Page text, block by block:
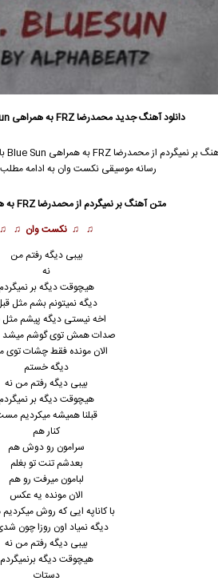
دانلود آهنگ جدیدمحمدرضا FRZ به همراهی Blue Sun با نام بر نمیگردم
رسانه موسیقی نکست وان به ادامه مطلب
متن آهنگ بر نمیگردم از محمدرضا FRZ به همراهی Blue Sun :
♫ ♫ نکست وان ♫ ♫
بیبی دیگه رفتم من
نه
هیچوقت دیگه بر
دیگه نمیتونم بشم مثل
اخه نیستی دیگه پیشم مثل
صدات همش توی گوشم
الان مونده فقط چشات توی
دیگه خستم
بیبی دیگه رفتم من نه
هیچوقت دیگه بر
قبلنا همیشه میکردیم
کنار هم
سرامون رو دوش هم
بعدشم تنت تو بغلم
لبامون میرفت رو هم
الان مونده یه عکس
با کاناپه ایی که روش
دیگه نمیاد اون روزا چون
بیبی دیگه رفتم من نه
هیچوقت دیگه برنمیگردم
دستات